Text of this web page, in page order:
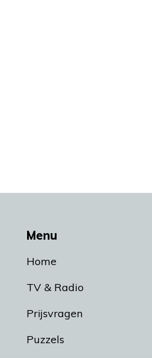
Menu
Home
TV & Radio
Prijsvragen
Puzzels